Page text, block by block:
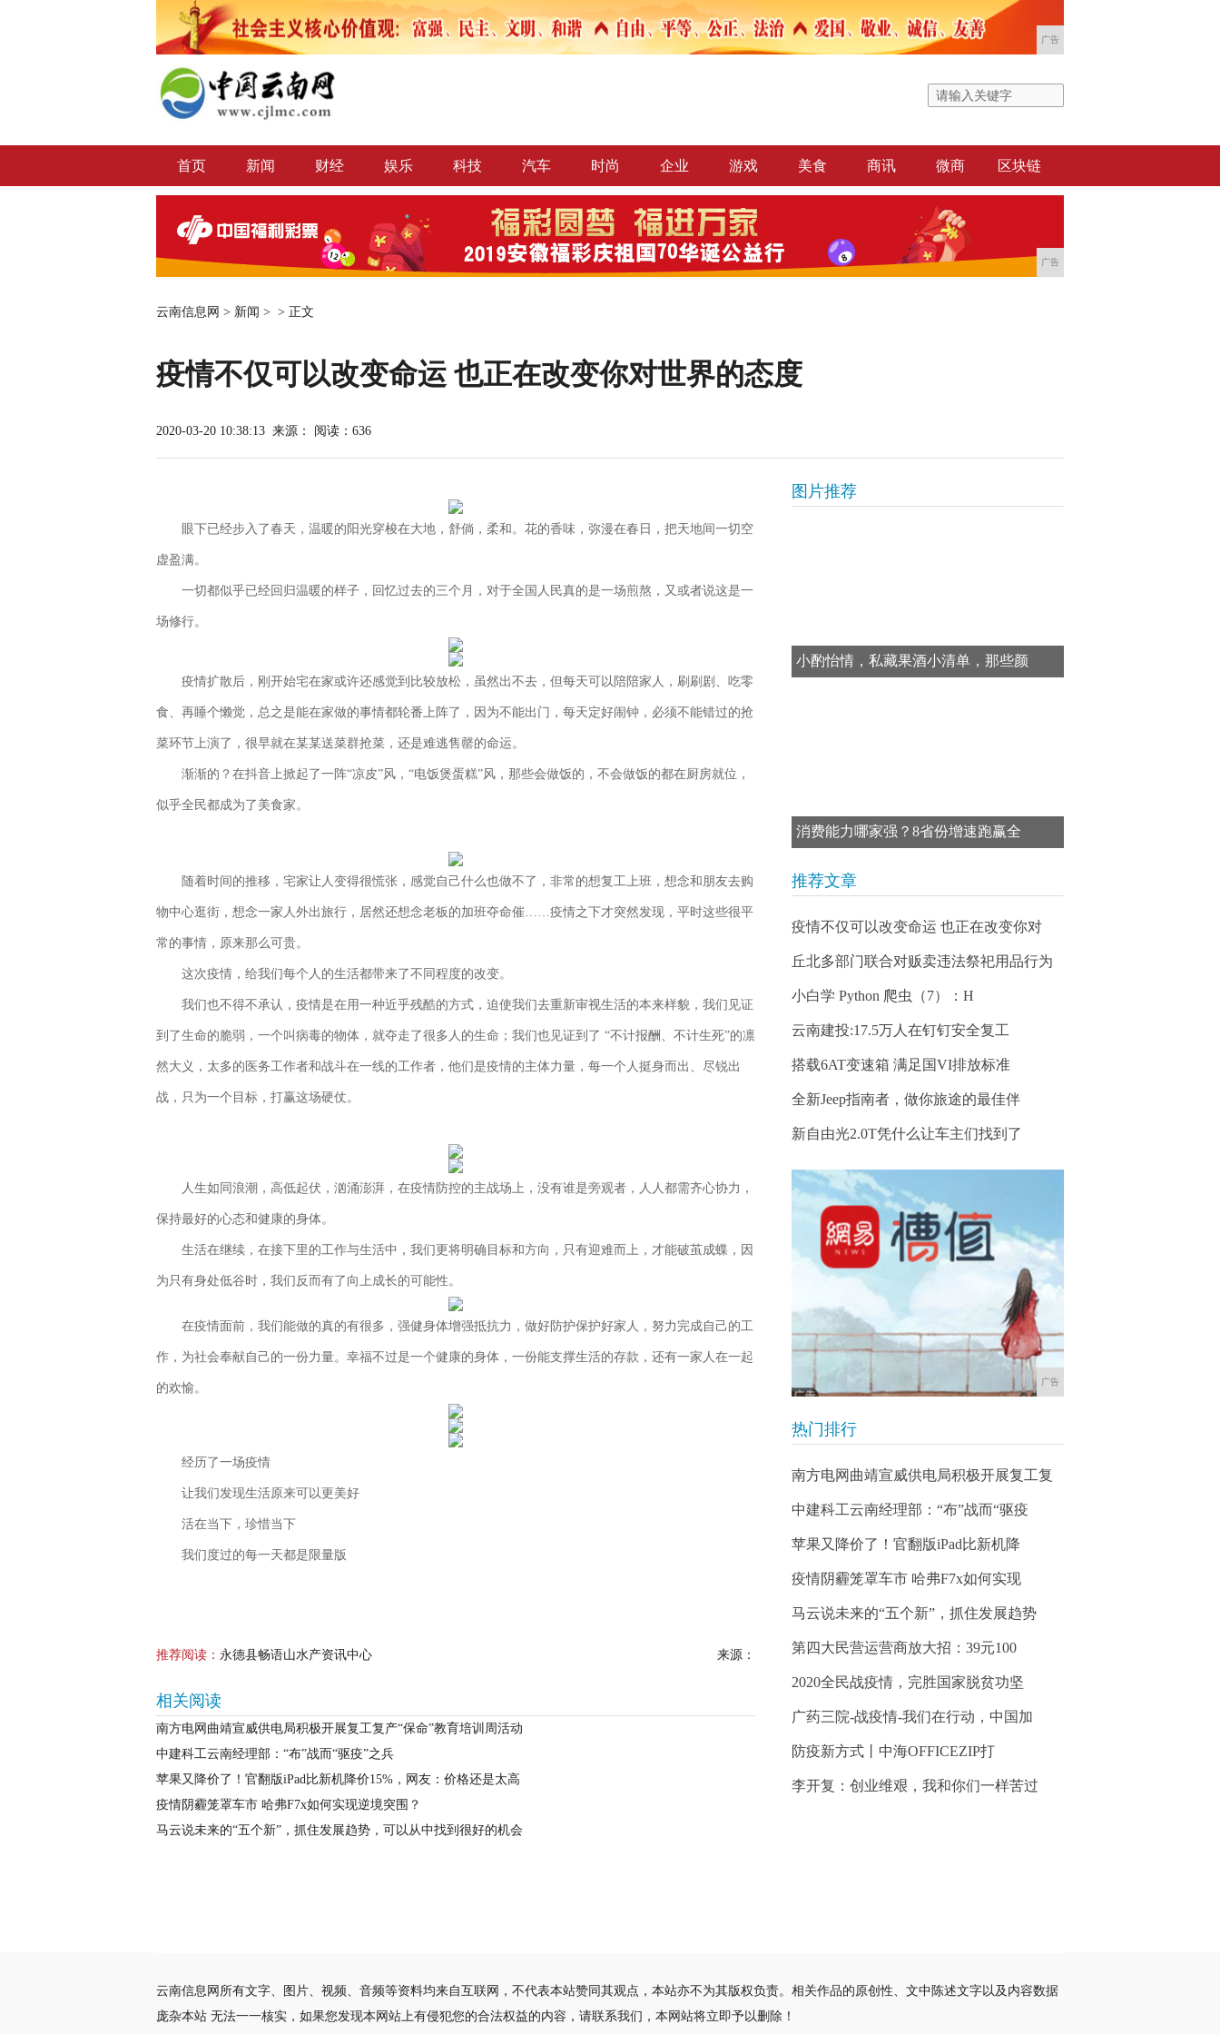
广告
首页 新闻 财经 娱乐 科技 汽车 时尚 企业 游戏 美食 商讯 微商 区块链
广告
云南信息网 > 新闻 > > 正文
疫情不仅可以改变命运 也正在改变你对世界的态度
2020-03-20 10:38:13 来源： 阅读：636
眼下已经步入了春天，温暖的阳光穿梭在大地，舒倘，柔和。花的香味，弥漫在春日，把天地间一切空
虚盈满。
一切都似乎已经回归温暖的样子，回忆过去的三个月，对于全国人民真的是一场煎熬，又或者说这是一
场修行。
疫情扩散后，刚开始宅在家或许还感觉到比较放松，虽然出不去，但每天可以陪陪家人，刷刷剧、吃零
食、再睡个懒觉，总之是能在家做的事情都轮番上阵了，因为不能出门，每天定好闹钟，必须不能错过的抢
菜环节上演了，很早就在某某送菜群抢菜，还是难逃售罄的命运。
渐渐的？在抖音上掀起了一阵“凉皮”风，“电饭煲蛋糕”风，那些会做饭的，不会做饭的都在厨房就位，
似乎全民都成为了美食家。
随着时间的推移，宅家让人变得很慌张，感觉自己什么也做不了，非常的想复工上班，想念和朋友去购
物中心逛街，想念一家人外出旅行，居然还想念老板的加班夺命催……疫情之下才突然发现，平时这些很平
常的事情，原来那么可贵。
这次疫情，给我们每个人的生活都带来了不同程度的改变。
我们也不得不承认，疫情是在用一种近乎残酷的方式，迫使我们去重新审视生活的本来样貌，我们见证
到了生命的脆弱，一个叫病毒的物体，就夺走了很多人的生命；我们也见证到了 “不计报酬、不计生死”的凛
然大义，太多的医务工作者和战斗在一线的工作者，他们是疫情的主体力量，每一个人挺身而出、尽锐出
战，只为一个目标，打赢这场硬仗。
人生如同浪潮，高低起伏，汹涌澎湃，在疫情防控的主战场上，没有谁是旁观者，人人都需齐心协力，
保持最好的心态和健康的身体。
生活在继续，在接下里的工作与生活中，我们更将明确目标和方向，只有迎难而上，才能破茧成蝶，因
为只有身处低谷时，我们反而有了向上成长的可能性。
在疫情面前，我们能做的真的有很多，强健身体增强抵抗力，做好防护保护好家人，努力完成自己的工
作，为社会奉献自己的一份力量。幸福不过是一个健康的身体，一份能支撑生活的存款，还有一家人在一起
的欢愉。
经历了一场疫情
让我们发现生活原来可以更美好
活在当下，珍惜当下
我们度过的每一天都是限量版
推荐阅读： 永德县畅语山水产资讯中心 来源：
相关阅读
南方电网曲靖宣威供电局积极开展复工复产“保命”教育培训周活动
中建科工云南经理部：“布”战而“驱疫”之兵
苹果又降价了！官翻版iPad比新机降价15%，网友：价格还是太高
疫情阴霾笼罩车市 哈弗F7x如何实现逆境突围？
马云说未来的“五个新”，抓住发展趋势，可以从中找到很好的机会
图片推荐
小酌怡情，私藏果酒小清单，那些颜
消费能力哪家强？8省份增速跑赢全
推荐文章
疫情不仅可以改变命运 也正在改变你对
丘北多部门联合对贩卖违法祭祀用品行为
小白学 Python 爬虫（7）：H
云南建投:17.5万人在钉钉安全复工
搭载6AT变速箱 满足国VI排放标准
全新Jeep指南者，做你旅途的最佳伴
新自由光2.0T凭什么让车主们找到了
广告
热门排行
南方电网曲靖宣威供电局积极开展复工复
中建科工云南经理部：“布”战而“驱疫
苹果又降价了！官翻版iPad比新机降
疫情阴霾笼罩车市 哈弗F7x如何实现
马云说未来的“五个新”，抓住发展趋势
第四大民营运营商放大招：39元100
2020全民战疫情，完胜国家脱贫功坚
广药三院-战疫情-我们在行动，中国加
防疫新方式丨中海OFFICEZIP打
李开复：创业维艰，我和你们一样苦过
云南信息网所有文字、图片、视频、音频等资料均来自互联网，不代表本站赞同其观点，本站亦不为其版权负责。相关作品的原创性、文中陈述文字以及内容数据
庞杂本站 无法一一核实，如果您发现本网站上有侵犯您的合法权益的内容，请联系我们，本网站将立即予以删除！